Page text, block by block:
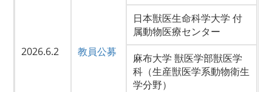
2026.6.2 教員公募
日本獣医生命科学大学 付
属動物医療センター
麻布大学 獣医学部獣医学
科（生産獣医学系動物衛生
学分野）